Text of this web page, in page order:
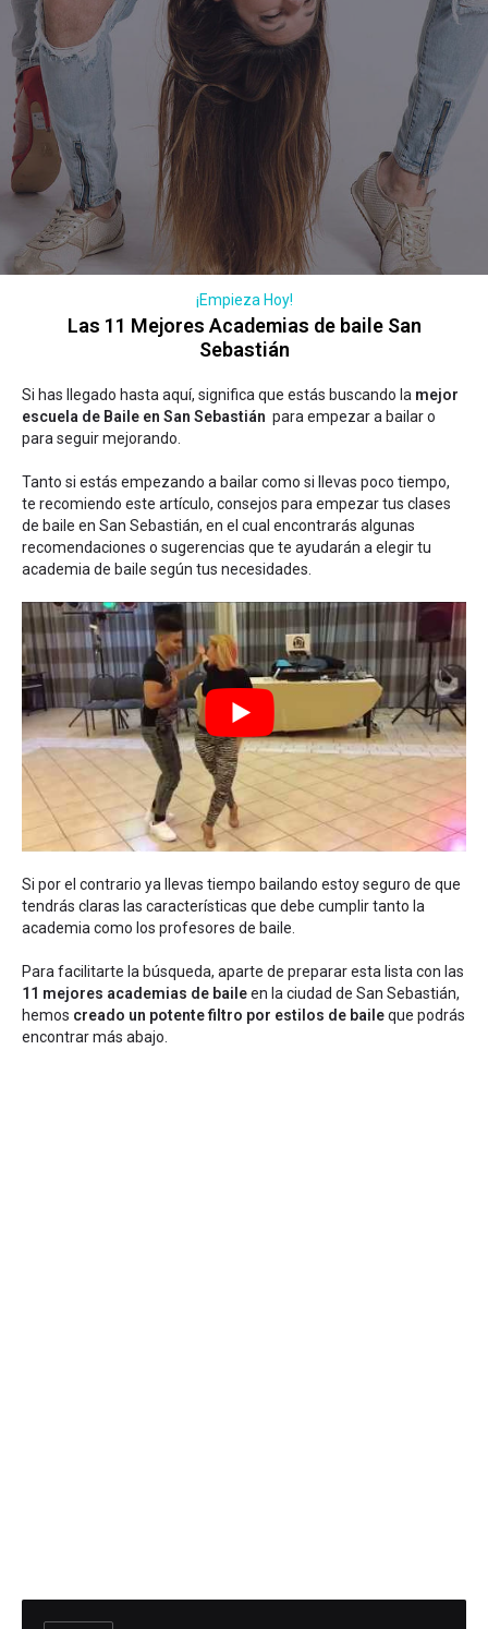
¡Empieza Hoy!
Las 11 Mejores Academias de baile San
Sebastián
Si has llegado hasta aquí, significa que estás buscando la mejor
escuela de Baile en San Sebastián para empezar a bailar o
para seguir mejorando.
Tanto si estás empezando a bailar como si llevas poco tiempo,
te recomiendo este artículo, consejos para empezar tus clases
de baile en San Sebastián, en el cual encontrarás algunas
recomendaciones o sugerencias que te ayudarán a elegir tu
academia de baile según tus necesidades.
Si por el contrario ya llevas tiempo bailando estoy seguro de que
tendrás claras las características que debe cumplir tanto la
academia como los profesores de baile.
Para facilitarte la búsqueda, aparte de preparar esta lista con las
11 mejores academias de baileen la ciudad de San Sebastián,
hemos creado un potente filtro por estilos de baileque podrás
encontrar más abajo.